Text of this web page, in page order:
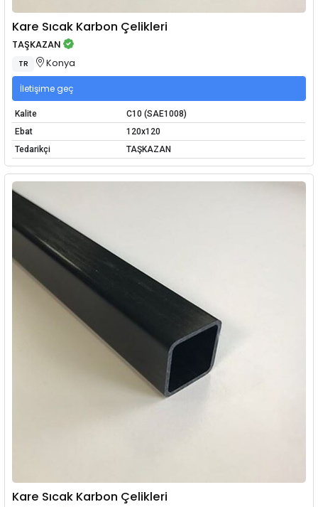
Kare Sıcak Karbon Çelikleri
TAŞKAZAN
TR Konya
İletişime geç
Kalite
C10 (SAE1008)
Ebat
120x120
Tedarikçi
TAŞKAZAN
Kare Sıcak Karbon Çelikleri